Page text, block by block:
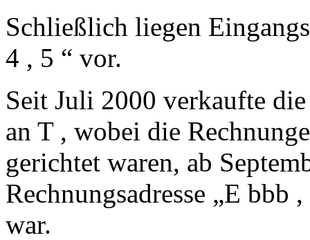
Schließlich liegen
4 , 5 “ vor.
Seit Juli 2000 verkaufte
an T , wobei die
gerichtet waren, ab
Rechnungsadresse „E bbb
war.